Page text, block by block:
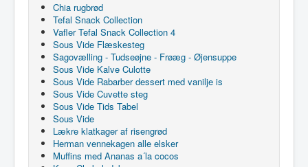
Chia rugbrød
Tefal Snack Collection
Vafler Tefal Snack Collection 4
Sous Vide Flæskesteg
Sagovælling - Tudseøjne - Frøæg - Øjensuppe
Sous Vide Kalve Culotte
Sous Vide Rabarber dessert med vanilje is
Sous Vide Cuvette steg
Sous Vide Tids Tabel
Sous Vide
Lækre klatkager af risengrød
Herman vennekagen alle elsker
Muffins med Ananas a´la cocos